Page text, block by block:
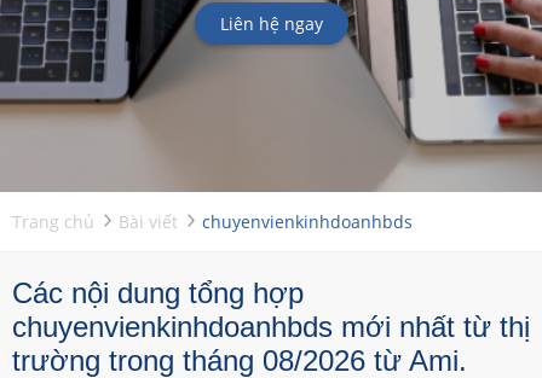
Liên hệ ngay
Trang chủ Bài viết chuyenvienkinhdoanhbds
Các nội dung tổng hợp
chuyenvienkinhdoanhbds mới nhất từ thị
trường trong tháng 08/2026 từ Ami.